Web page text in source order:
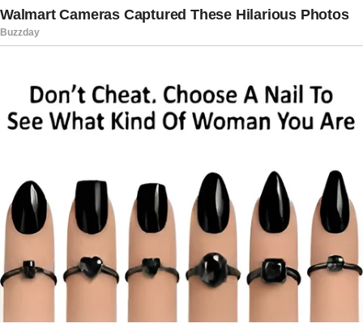
compromisso de Mariana com a família. A
declaração emocionou parte do público
conseguem superar divergências de pensamento
dentro do ambiente familiar.
conhecesse um lado mais íntimo de Ana Maria
Braga, acostumada a abordar temas ligados à
culinária, entretenimento e comportamento em
seu programa matinal. No quadro exibido pelo
Fantástico
, a apresentadora falou de forma